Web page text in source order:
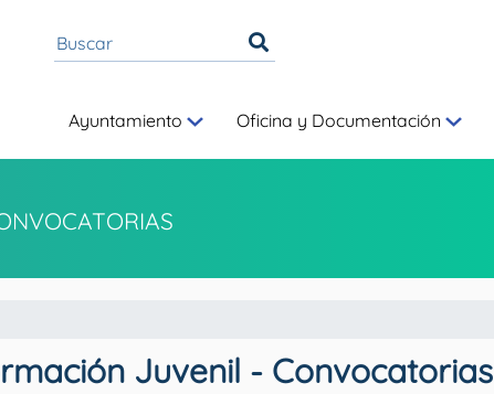
Ayuntamiento Oficina y Documentación
Juvenil - Convocatorias